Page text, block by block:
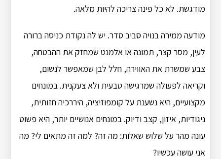
מודגשת. לא כל פינה צריכה להיות מלאה.
מודעה ממירה בנויה סביב סדר. יש לה נקודת כניסה ברורה
לעין, מסר קצר, תמונה או אלמנט שמחזק את ההבטחה,
צבע שמשרת את האווירה, חלל לבן שמאפשר לנשום,
וקריאה לפעולה שמרגישה טבעית ולא צעקנית. במונחים
מקצועיים, היא נשענת על קומפוזיציה, היררכיה חזותית,
ניגודיות, איזון, קצב ודיוק. במונחים אנושיים יותר, היא פשוט
עונה מהר על שלוש שאלות: מה זה? למה זה מתאים לי? מה
אני עושה עכשיו?